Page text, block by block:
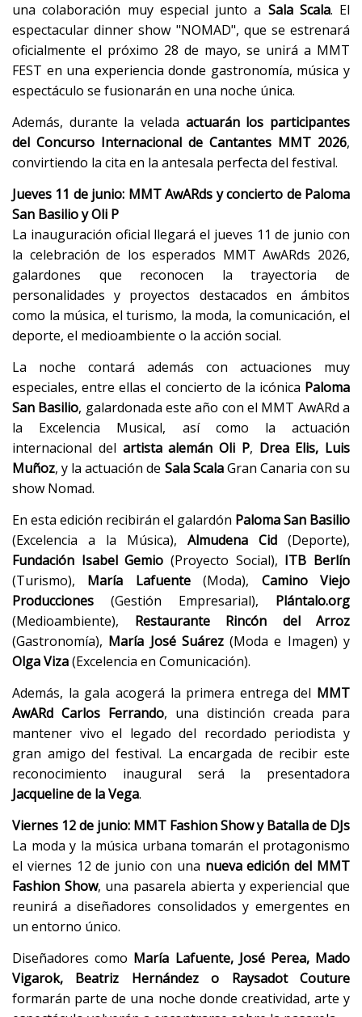
una colaboración muy especial junto a Sala Scala. El
espectacular dinner show "NOMAD", que se estrenará
oficialmente el próximo 28 de mayo, se unirá a MMT
FEST en una experiencia donde gastronomía, música y
espectáculo se fusionarán en una noche única.
Además, durante la velada actuarán los participantes
del Concurso Internacional de Cantantes MMT 2026,
convirtiendo la cita en la antesala perfecta del festival.
Jueves 11 de junio: MMT AwARds y concierto de Paloma
San Basilio y Oli P
La inauguración oficial llegará el jueves 11 de junio con
la celebración de los esperados MMT AwARds 2026,
galardones que reconocen la trayectoria de
personalidades y proyectos destacados en ámbitos
como la música, el turismo, la moda, la comunicación, el
deporte, el medioambiente o la acción social.
La noche contará además con actuaciones muy
especiales, entre ellas el concierto de la icónica Paloma
San Basilio, galardonada este año con el MMT AwARd a
la Excelencia Musical, así como la actuación
internacional del artista alemán Oli P, Drea Elis, Luis
Muñoz, y la actuación de Sala ScalaGran Canaria con su
show Nomad.
En esta edición recibirán el galardón Paloma San Basilio
(Excelencia a la Música), Almudena Cid (Deporte),
Fundación Isabel Gemio (Proyecto Social), ITB Berlín
(Turismo), María Lafuente(Moda), Camino Viejo
Producciones (Gestión Empresarial), Plántalo.org
(Medioambiente), Restaurante Rincón del Arroz
(Gastronomía), María José Suárez(Moda e Imagen) y
Olga Viza(Excelencia en Comunicación).
Además, la gala acogerá la primera entrega del MMT
AwARd Carlos Ferrando, una distinción creada para
mantener vivo el legado del recordado periodista y
gran amigo del festival. La encargada de recibir este
reconocimiento inaugural será la presentadora
Jacqueline de la Vega.
Viernes 12 de junio: MMT Fashion Show y Batalla de DJs
La moda y la música urbana tomarán el protagonismo
el viernes 12 de junio con una nueva edición del MMT
Fashion Show, una pasarela abierta y experiencial que
reunirá a diseñadores consolidados y emergentes en
un entorno único.
Diseñadores como María Lafuente, José Perea, Mado
Vigarok, Beatriz Hernández o Raysadot Couture
formarán parte de una noche donde creatividad, arte y